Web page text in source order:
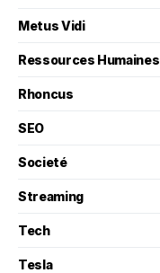
Metus Vidi
Ressources Humaines
Rhoncus
SEO
Societé
Streaming
Tech
Tesla